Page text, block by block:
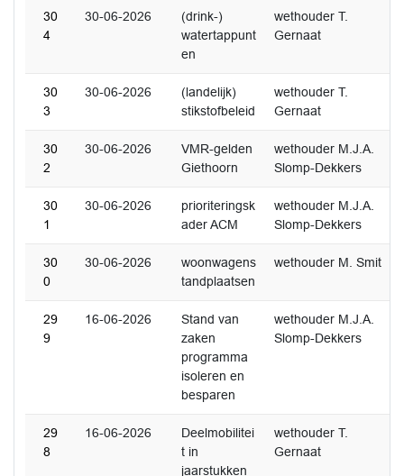
30
4
30-06-2026
(drink-)
watertappunt
en
wethouder T.
Gernaat
30
3
30-06-2026
(landelijk)
stikstofbeleid
wethouder T.
Gernaat
30
2
30-06-2026
VMR-gelden
Giethoorn
wethouder M.J.A.
Slomp-Dekkers
30
1
30-06-2026
prioriteringsk
ader ACM
wethouder M.J.A.
Slomp-Dekkers
30
0
30-06-2026
woonwagens
tandplaatsen
wethouder M. Smit
29
9
16-06-2026
Stand van
zaken
programma
isoleren en
besparen
wethouder M.J.A.
Slomp-Dekkers
29
8
16-06-2026
Deelmobilitei
t in
jaarstukken
wethouder T.
Gernaat